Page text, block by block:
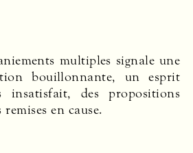
en cause.